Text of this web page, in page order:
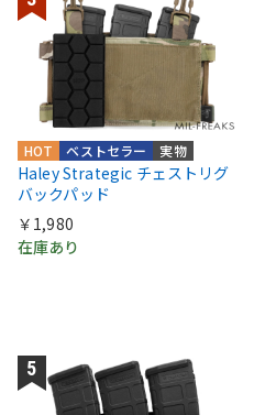
実物
ベストセラー
HOT
Haley Strategic チェストリグ
バックパッド
￥1,980
在庫あり